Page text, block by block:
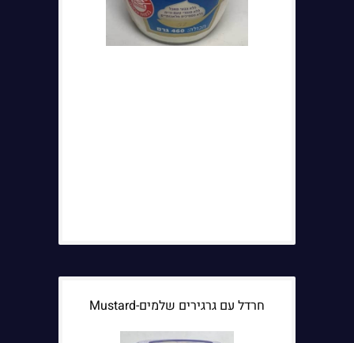
חרדל עם גרגירים שלמים-Mustard